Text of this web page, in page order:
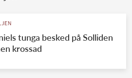
tunga besked på Solliden
krossad